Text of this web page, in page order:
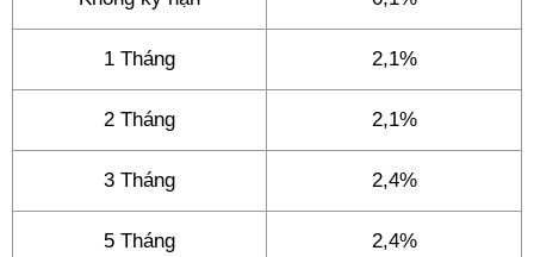
1 Tháng 2,1%
2 Tháng 2,1%
3 Tháng 2,4%
5 Tháng 2,4%